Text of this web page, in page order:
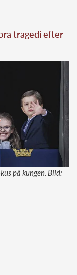
tragedi efter
på kungen. Bild: